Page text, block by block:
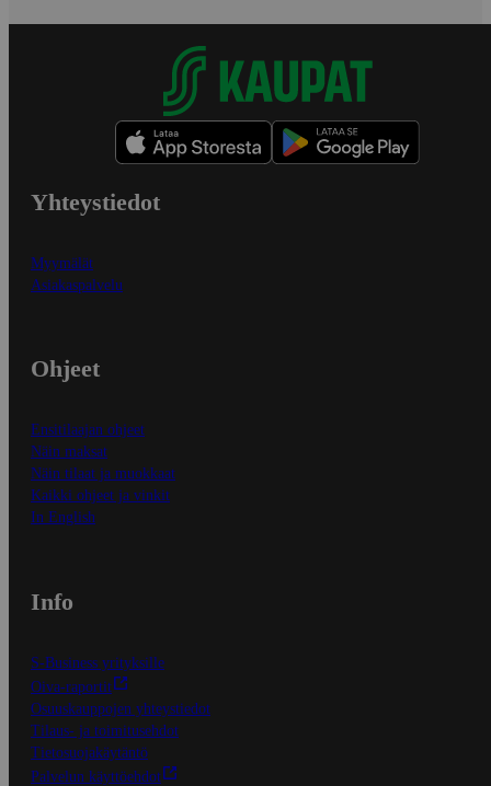
Yhteystiedot
Myymälät
Asiakaspalvelu
Ohjeet
Ensitilaajan ohjeet
Näin maksat
Näin tilaat ja muokkaat
Kaikki ohjeet ja vinkit
In English
Info
S-Business yrityksille
Oiva-raportit
Osuuskauppojen yhteystiedot
Tilaus- ja toimitusehdot
Tietosuojakäytäntö
Palvelun käyttöehdot